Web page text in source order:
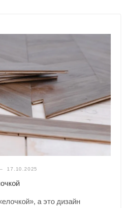
17.10.2025
а это дизайн